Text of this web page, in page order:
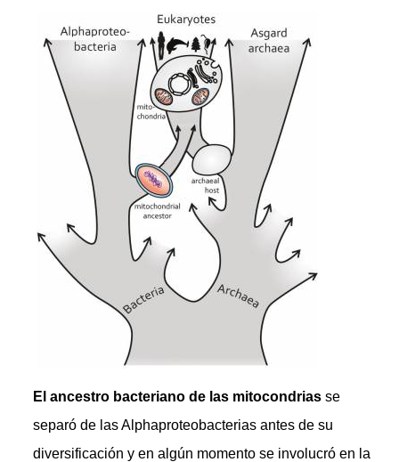
El ancestro bacteriano de las mitocondrias se
separó de las Alphaproteobacterias antes de su
diversificación y en algún momento se involucró en la